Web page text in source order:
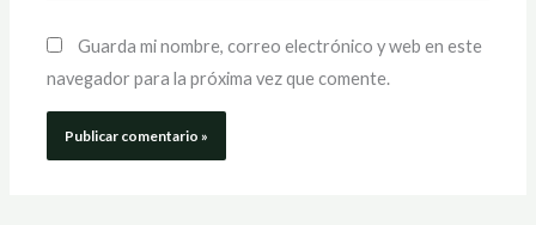
Guarda mi nombre, correo electrónico y web en este
navegador para la próxima vez que comente.